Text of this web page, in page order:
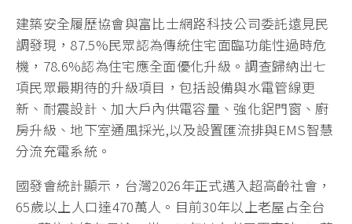
建築安全履歷協會與富比士網路科技公司委託遠見民
調發現，87.5%民眾認為傳統住宅面臨功能性過時危
機，78.6%認為住宅應全面優化升級。調查歸納出七
項民眾最期待的升級項目，包括設備與水電管線更
新、耐震設計、加大戶內供電容量、強化鋁門窗、廚
房升級、地下室通風採光,以及設置匯流排與EMS智慧
分流充電系統。
國發會統計顯示，台灣2026年正式邁入超高齡社會，
65歲以上人口達470萬人。目前30年以上老屋占全台